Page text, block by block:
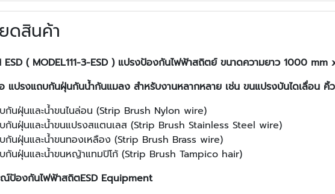
ดสินค้า
ESD ( MODEL111-3-ESD ) แปรงป้องกันไฟฟ้าสถิตย์ ขนาดความยาว 1000
แปรงแถบกันฝุ่นกันน้ำกันแมลง สำหรับงานหลากหลาย เช่น ขนแปรงบันไดเลื่อน
กันฝุ่นและน้ำขนไนล่อน (Strip Brush Nylon wire)
กันฝุ่นและน้ำขนแปรงสแตนเลส (Strip Brush Stainless Steel wire)
กันฝุ่นและน้ำขนทองเหลือง (Strip Brush Brass wire)
กันฝุ่นและน้ำขนหญ้าแทมปิโก้ (Strip Brush Tampico hair)
ป้องกันไฟฟ้าสถิตESD Equipment